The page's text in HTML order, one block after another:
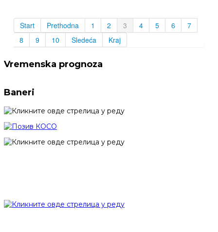
Start Prethodna 1 2 3 4 5 6
7
8
9 10 Sledeća Kraj
Vremenska prognoza
Baneri